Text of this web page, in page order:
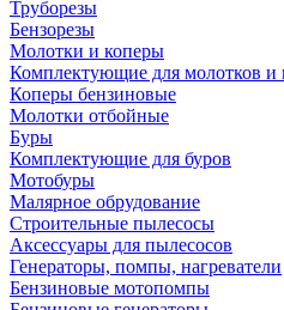
Труборезы
Бензорезы
Молотки и коперы
Комплектующие для молотков и
Коперы бензиновые
Молотки отбойные
Буры
Комплектующие для буров
Мотобуры
Малярное обрудование
Строительные пылесосы
Аксессуары для пылесосов
Генераторы, помпы, нагреватели
Бензиновые мотопомпы